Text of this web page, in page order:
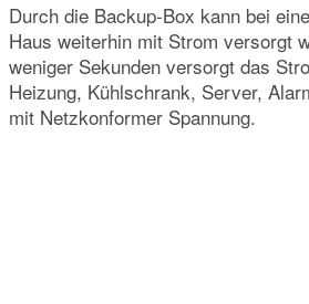
Durch die Backup-Box kann bei
Haus weiterhin mit Strom versorgt
weniger Sekunden versorgt das
Heizung, Kühlschrank, Server,
mit Netzkonformer Spannung.